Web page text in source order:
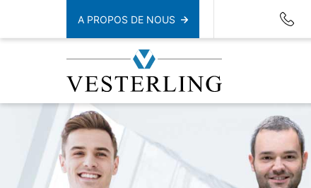
A PROPOS DE NOUS